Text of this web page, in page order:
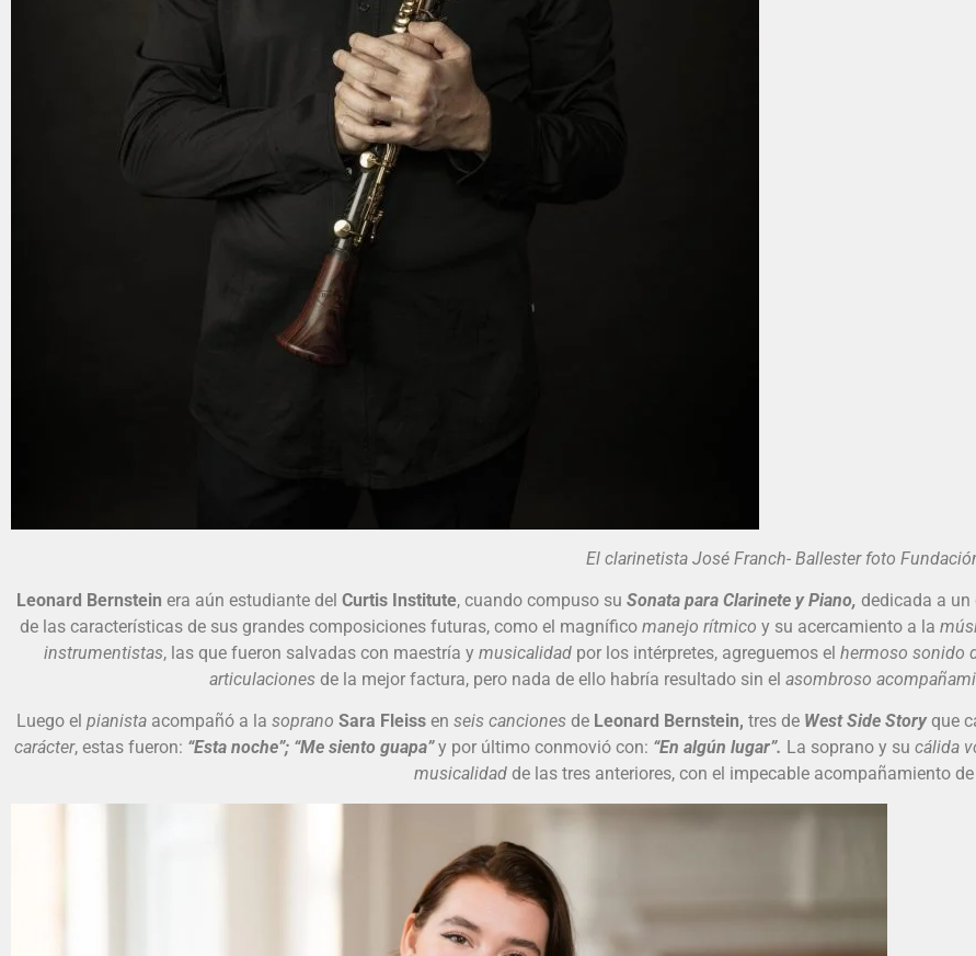
El clarinetista José Franch- Ballester foto Fundación
Leonard Bernstein era aún estudiante del Curtis Institute, cuando compuso su Sonata para Clarinete y Piano, dedicada a un
de las características de sus grandes composiciones futuras, como el magníficomanejo rítmico y su acercamiento a la
instrumentistas, las que fueron salvadas con maestría y musicalidad por los intérpretes, agreguemos el hermoso sonido
articulaciones de la mejor factura, pero nada de ello habría resultado sin el asombroso
Luego el pianista acompañó a la soprano Sara Fleiss en seis canciones de Leonard Bernstein, tres de West Side Storyque
carácter, estas fueron: “Esta noche”; “Me siento guapa”y por último conmovió con: “En algún lugar”. La soprano y su cálida
musicalidad de las tres anteriores, con el impecable acompañamiento de